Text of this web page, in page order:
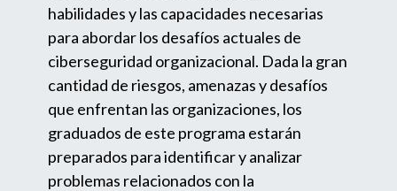
habilidades y las capacidades necesarias
para abordar los desafíos actuales de
ciberseguridad organizacional. Dada la gran
cantidad de riesgos, amenazas y desafíos
que enfrentan las organizaciones, los
graduados de este programa estarán
preparados para identificar y analizar
problemas relacionados con la